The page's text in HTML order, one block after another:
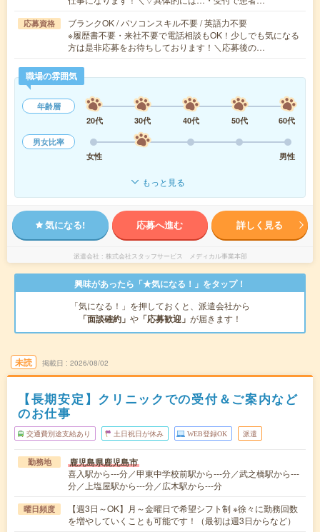
応募資格
ブランクOK / パソコンスキル不要 / 英語力不要
※履歴書不要・来社不要で電話相談もOK！少しでも気になる
方は是非応募をお待ちしております！＼応募後の…
職場の雰囲気
年齢層
20代
30代 40代 50代
60代
男女比率
女性
男性
もっと見る
気になる! 応募へ進む 詳しく見る
派遣会社 株式会社スタッフサービス メディカル事業本部
興味があったら「★気になる！」をタップ！
「気になる！」を押しておくと、派遣会社から
「面談確約」 や 「応募歓迎」 が届きます！
未読 掲載日 2026/08/02
【長期安定】クリニックでの受付＆ご案内など
のお仕事
交通費別途支給あり 土日祝日が休み WEB登録OK 派遣
勤務地 鹿児島県鹿児島市
喜入駅から---分／甲東中学校前駅から---分／武之橋駅から---
分／上塩屋駅から---分／広木駅から---分
曜日頻度
【週3日～OK】月～金曜日で希望シフト制 ※徐々に勤務回数
を増やしていくことも可能です！（最初は週3日からなど）